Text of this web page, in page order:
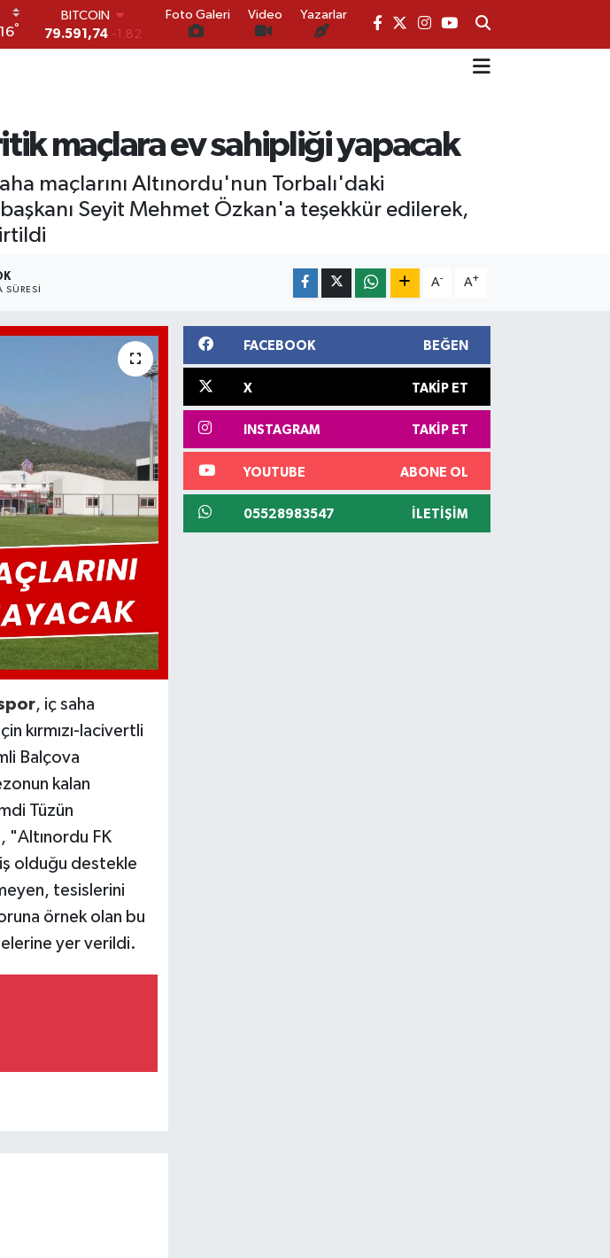
16°
DOLAR
45,43620
0.02
6862,09000 0.19
14.598,00 0
Foto Galeri Video Yazarlar
maçlara ev sahipliği yapacak
maçlarını Altınordu'nun Torbalı'daki
Seyit Mehmet Özkan'a teşekkür edilerek,
A- A+
, iç saha
kırmızı-lacivertli
Balçova
kalan
Tüzün
"Altınordu FK
olduğu destekle
tesislerini
örnek olan bu
yer verildi.
FACEBOOK BEĞEN
X TAKIP ET
INSTAGRAM TAKIP ET
YOUTUBE ABONE OL
05528983547 İLETIŞIM